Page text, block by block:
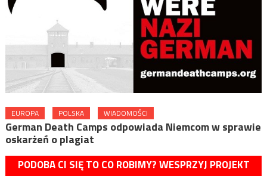
EUROPA POLSKA WIADOMOŚCI
German Death Camps odpowiada Niemcom w sprawie
oskarżeń o plagiat
PODOBA CI SIĘ TO CO ROBIMY? WESPRZYJ PROJEKT